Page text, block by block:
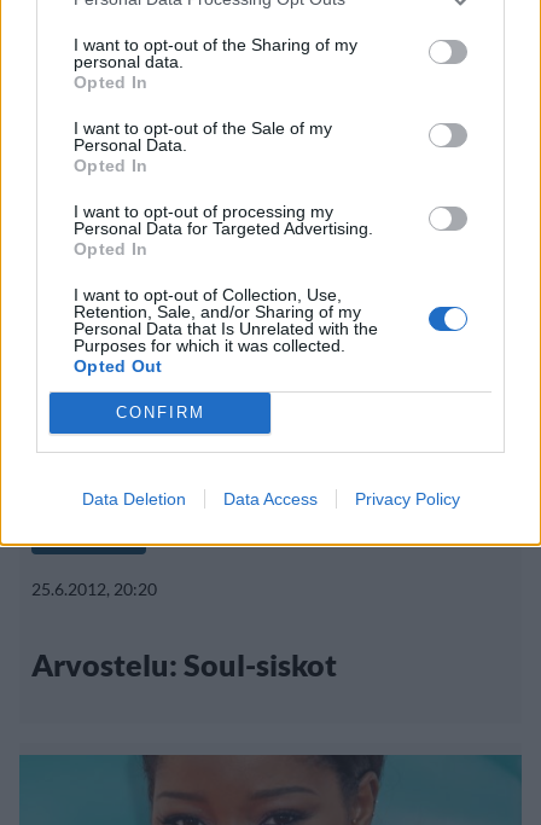
I want to opt-out of the Sharing of my
personal data.
Opted In
I want to opt-out of the Sale of my
Personal Data.
Opted In
I want to opt-out of processing my
Personal Data for Targeted Advertising.
Opted In
I want to opt-out of Collection, Use,
Retention, Sale, and/or Sharing of my
Personal Data that Is Unrelated with the
Purposes for which it was collected.
Opted Out
CONFIRM
Data Deletion Data Access Privacy Policy
Keke Palmer läpinäkyvässä
paidassa – paparazzi iski heti
25.6.2012, 20:20
Arvostelu: Soul-siskot